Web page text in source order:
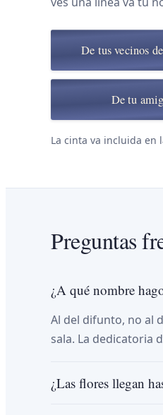
De tus vecinos
De tu
La cinta va incluida en
Preguntas
¿A qué nombre
Al del difunto, no al
sala. La dedicatoria
¿Las flores llegan